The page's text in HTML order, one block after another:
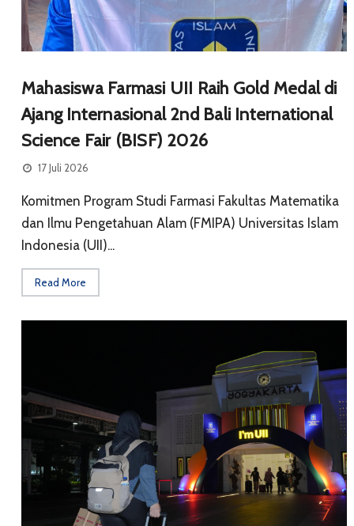
Mahasiswa Farmasi UII Raih Gold Medal di
Ajang Internasional 2nd Bali International
Science Fair (BISF) 2026
17 Juli 2026
Komitmen Program Studi Farmasi Fakultas Matematika
dan Ilmu Pengetahuan Alam (FMIPA) Universitas Islam
Indonesia (UII)...
Read More